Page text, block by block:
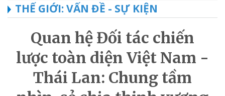
THẾ GIỚI: VẤN ĐỀ - SỰ KIỆN
Quan hệ Đối tác chiến
lược toàn diện Việt Nam -
Thái Lan: Chung tầm